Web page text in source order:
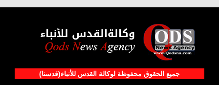
وكالةالقدس للأنباء
جميع الحقوق محفوظة لوکالة القدس للأنباء(قدسنا)